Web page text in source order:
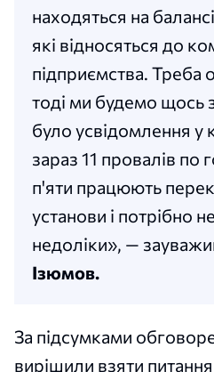
находяться на
які відносяться до
підприємства. Треба
тоді ми будемо щось
було усвідомлення у
зараз 11 провалів по
п'яти працюють
установи і потрібно
недоліки», —
Ізюмов.
За підсумками
вирішили взяти